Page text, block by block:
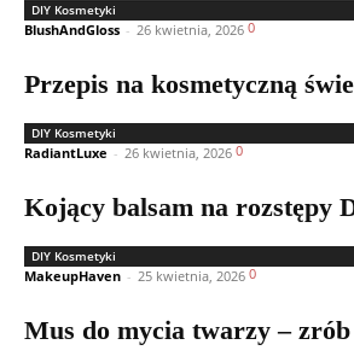
DIY Kosmetyki
BlushAndGloss - 26 kwietnia, 2026 0
Przepis na kosmetyczną
DIY Kosmetyki
RadiantLuxe - 26 kwietnia, 2026 0
Kojący balsam na rozstępy
DIY Kosmetyki
MakeupHaven - 25 kwietnia, 2026 0
Mus do mycia twarzy –